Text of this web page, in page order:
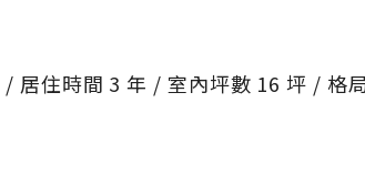
居住時間 3 年 / 室內坪數 16 坪 / 格